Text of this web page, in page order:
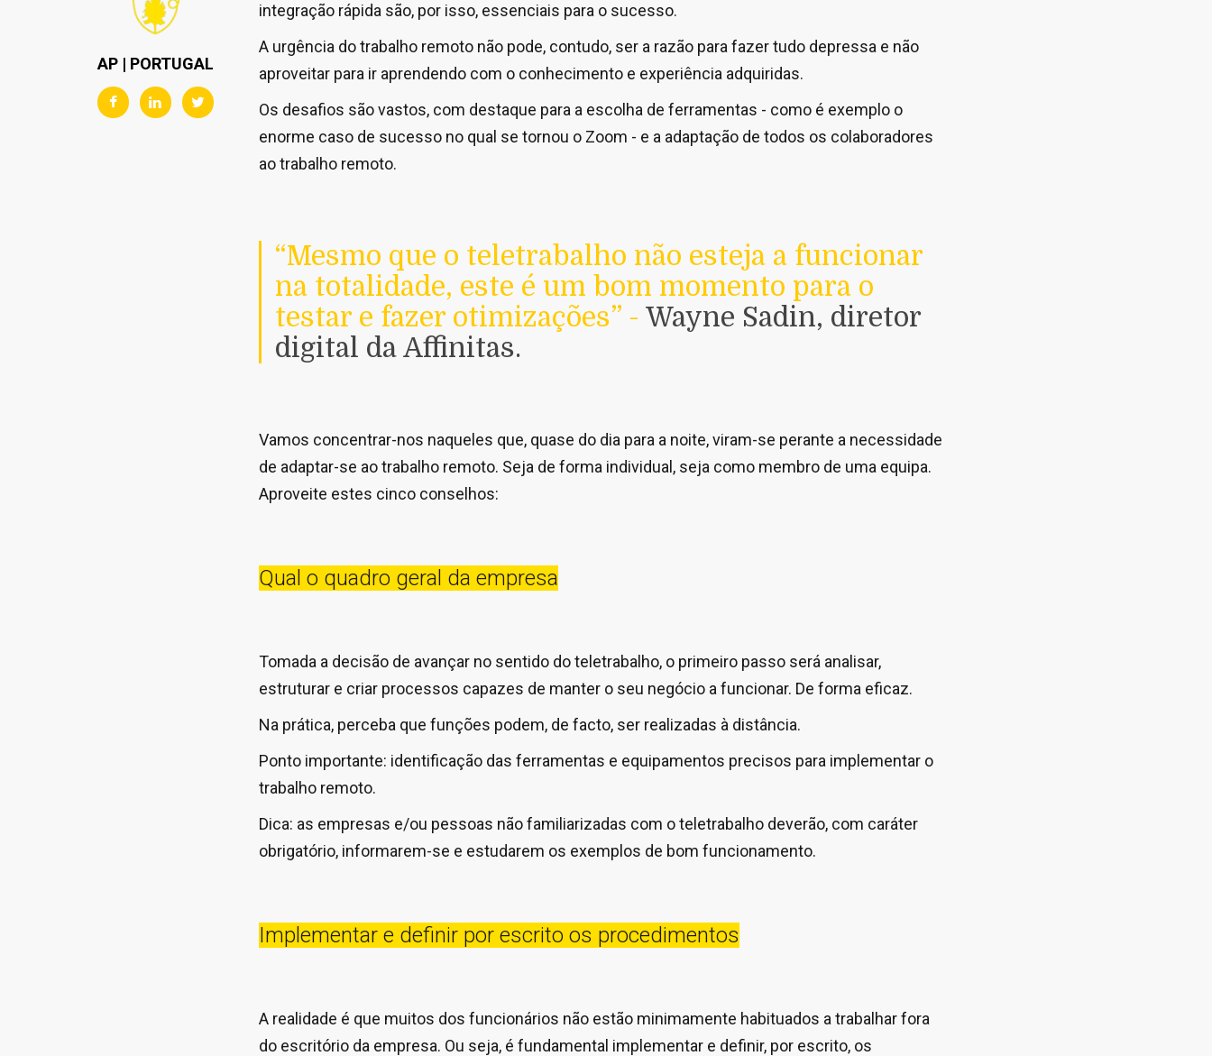
AP | PORTUGAL
integração rápida são, por isso, essenciais para o sucesso.
A urgência do trabalho remoto não pode, contudo, ser a razão para fazer tudo depressa e não
aproveitar para ir aprendendo com o conhecimento e experiência adquiridas.
Os desafios são vastos, com destaque para a escolha de ferramentas - como é exemplo o
enorme caso de sucesso no qual se tornou o Zoom - e a adaptação de todos os colaboradores
ao trabalho remoto.
“Mesmo que o teletrabalho não esteja a funcionar
na totalidade, este é um bom momento para o
testar e fazer otimizações” - Wayne Sadin, diretor
digital da Affinitas.
Vamos concentrar-nos naqueles que, quase do dia para a noite, viram-se perante a necessidade
de adaptar-se ao trabalho remoto. Seja de forma individual, seja como membro de uma equipa.
Aproveite estes cinco conselhos:
Qual o quadro geral da empresa
Tomada a decisão de avançar no sentido do teletrabalho, o primeiro passo será analisar,
estruturar e criar processos capazes de manter o seu negócio a funcionar. De forma eficaz.
Na prática, perceba que funções podem, de facto, ser realizadas à distância.
Ponto importante: identificação das ferramentas e equipamentos precisos para implementar o
trabalho remoto.
Dica: as empresas e/ou pessoas não familiarizadas com o teletrabalho deverão, com caráter
obrigatório, informarem-se e estudarem os exemplos de bom funcionamento.
Implementar e definir por escrito os procedimentos
A realidade é que muitos dos funcionários não estão minimamente habituados a trabalhar fora
do escritório da empresa. Ou seja, é fundamental implementar e definir, por escrito, os